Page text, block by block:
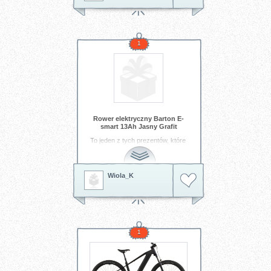
1
Rower elektryczny Barton E-
smart 13Ah Jasny Grafit
To jeden z tych prezentów, które
zmieniają codzienność — i
właśnie dlatego bardzo na niego
czekam
Tagi:
rower rower elektryczny
Wiola_K
1